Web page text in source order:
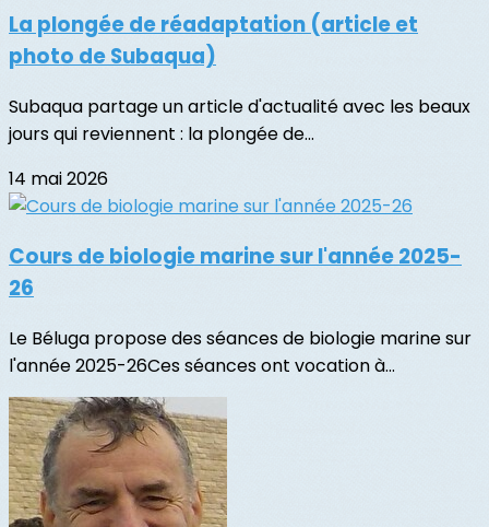
La plongée de réadaptation (article et
photo de Subaqua)
Subaqua partage un article d'actualité avec les beaux
jours qui reviennent : la plongée de...
14 mai 2026
Cours de biologie marine sur l'année 2025-
26
Le Béluga propose des séances de biologie marine sur
l'année 2025-26Ces séances ont vocation à...